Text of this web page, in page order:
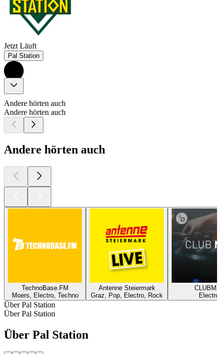
Jetzt Läuft
Pal Station
Andere hörten auch
Andere hörten auch
Andere hörten auch
TechnoBase.FM
Moers, Electro, Techno
Antenne Steiermark
Graz, Pop, Electro, Rock
Electro
Über Pal Station
Über Pal Station
Über Pal Station